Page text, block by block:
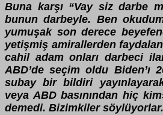
Buna karşı “Vay siz darbe
bunun darbeyle. Ben
yumuşak son derece
yetişmiş amirallerden
cahil adam onları darbeci
ABD’de seçim oldu Biden’ı
subay bir bildiri
veya ABD basınından hiç
demedi. Bizimkiler söylüyorlar.